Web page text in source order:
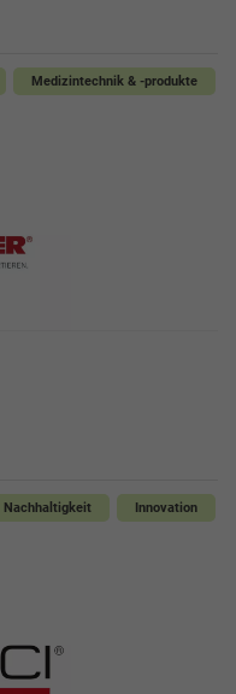
Medizintechnik & -produkte
Nachhaltigkeit Innovation